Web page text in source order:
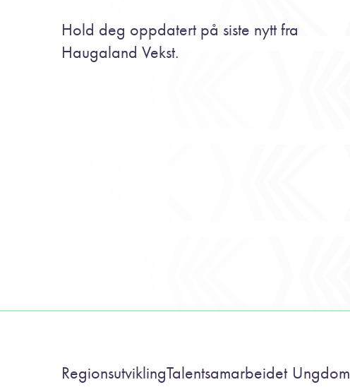
Hold deg oppdatert på siste nytt fra
Haugaland Vekst.
RegionsutviklingTalentsamarbeidet Ungdom